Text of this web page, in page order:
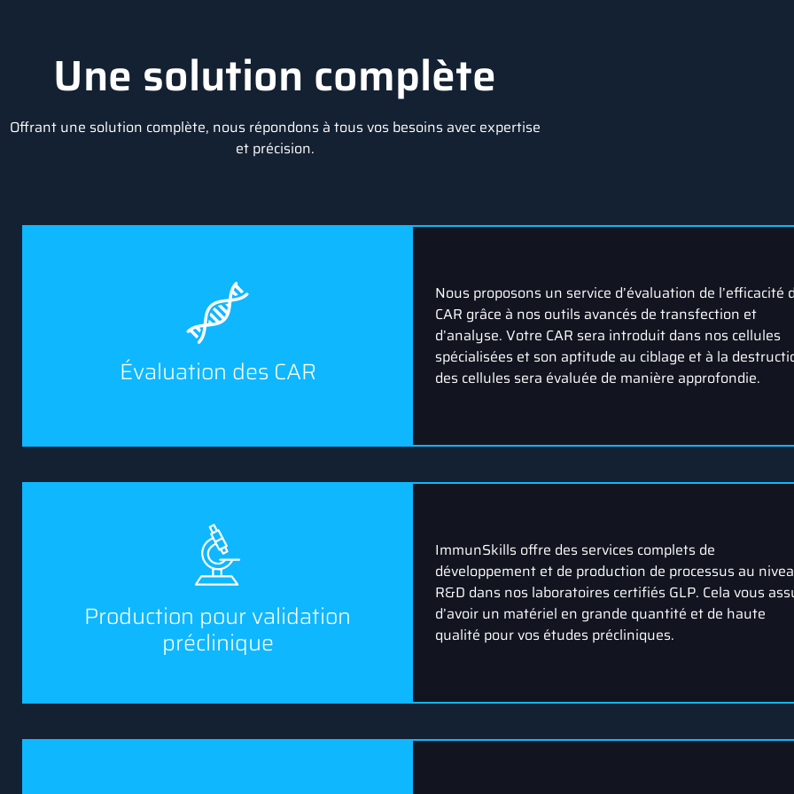
Une solution complète
Offrant une solution complète, nous répondons à tous vos besoins avec expertise
et précision.
Évaluation des CAR
Nous proposons un service d’évaluation de l’efficacité
CAR grâce à nos outils avancés de transfection et
d’analyse. Votre CAR sera introduit dans nos cellules
spécialisées et son aptitude au ciblage et à la
des cellules sera évaluée de manière approfondie.
Production pour validation
préclinique
ImmunSkills offre des services complets de
développement et de production de processus au
R&D dans nos laboratoires certifiés GLP. Cela vous
d’avoir un matériel en grande quantité et de haute
qualité pour vos études précliniques.